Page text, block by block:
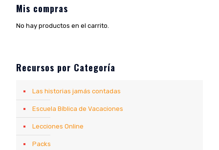
Mis compras
No hay productos en el carrito.
Recursos por Categoría
Las historias jamás contadas
Escuela Bíblica de Vacaciones
Lecciones Online
Packs